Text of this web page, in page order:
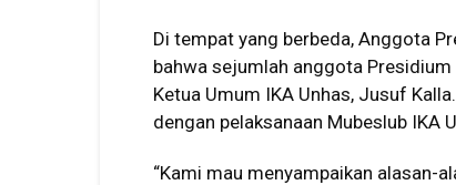
Di tempat yang berbeda, Anggota
bahwa sejumlah anggota
Ketua Umum IKA Unhas, Jusuf
dengan pelaksanaan Mubeslub IKA
“Kami mau menyampaikan alasan-